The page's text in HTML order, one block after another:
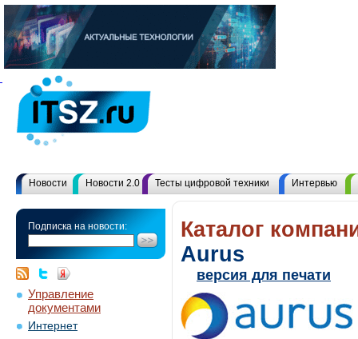
Новости Новости 2.0 Тесты цифровой техники Интервью
Подписка на новости:
Управление
документами
Интернет
Каталог
Aurus
версия для печати